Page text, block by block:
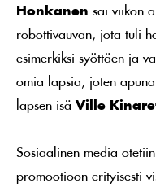
Honkanen sai viikon
robottivauvan, jota tuli
esimerkiksi syöttäen ja
omia lapsia, joten
lapsen isä Ville
Sosiaalinen media
promootioon erityisesti